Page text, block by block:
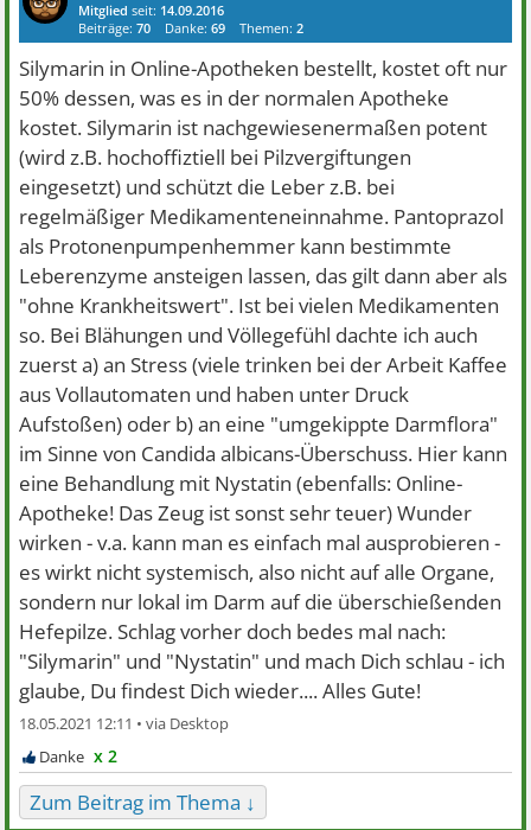
Mitglied seit: 14.09.2016
Beiträge:70 Danke:69 Themen:2
Silymarin in Online-Apotheken bestellt, kostet oft nur
50% dessen, was es in der normalen Apotheke
kostet. Silymarin ist nachgewiesenermaßen potent
(wird z.B. hochoffiztiell bei Pilzvergiftungen
eingesetzt) und schützt die Leber z.B. bei
regelmäßiger Medikamenteneinnahme. Pantoprazol
als Protonenpumpenhemmer kann bestimmte
Leberenzyme ansteigen lassen, das gilt dann aber als
"ohne Krankheitswert". Ist bei vielen Medikamenten
so. Bei Blähungen und Völlegefühl dachte ich auch
zuerst a) an Stress (viele trinken bei der Arbeit Kaffee
aus Vollautomaten und haben unter Druck
Aufstoßen) oder b) an eine "umgekippte Darmflora"
im Sinne von Candida albicans-Überschuss. Hier kann
eine Behandlung mit Nystatin (ebenfalls: Online-
Apotheke! Das Zeug ist sonst sehr teuer) Wunder
wirken - v.a. kann man es einfach mal ausprobieren -
es wirkt nicht systemisch, also nicht auf alle Organe,
sondern nur lokal im Darm auf die überschießenden
Hefepilze. Schlag vorher doch bedes mal nach:
"Silymarin" und "Nystatin" und mach Dich schlau - ich
glaube, Du findest Dich wieder.... Alles Gute!
18.05.2021 12:11 •
x 2
Zum Beitrag im Thema ↓